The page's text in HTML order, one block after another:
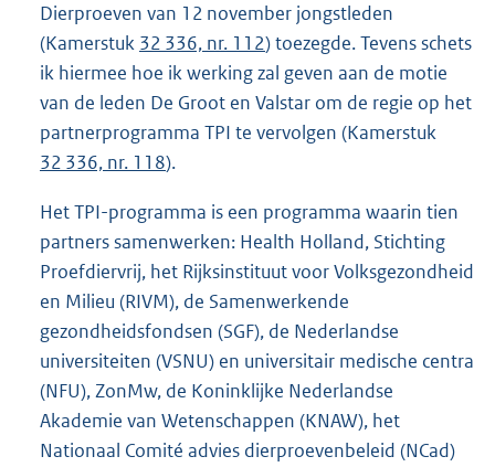
Dierproeven van 12 november jongstleden
(Kamerstuk 32 336, nr. 112) toezegde. Tevens schets
ik hiermee hoe ik werking zal geven aan de motie
van de leden De Groot en Valstar om de regie op het
partnerprogramma TPI te vervolgen (Kamerstuk
32 336, nr. 118).
Het TPI-programma is een programma waarin tien
partners samenwerken: Health Holland, Stichting
Proefdiervrij, het Rijksinstituut voor Volksgezondheid
en Milieu (RIVM), de Samenwerkende
gezondheidsfondsen (SGF), de Nederlandse
universiteiten (VSNU) en universitair medische centra
(NFU), ZonMw, de Koninklijke Nederlandse
Akademie van Wetenschappen (KNAW), het
Nationaal Comité advies dierproevenbeleid (NCad)